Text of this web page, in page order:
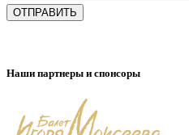
ОТПРАВИТЬ
Наши партнеры и спонсоры